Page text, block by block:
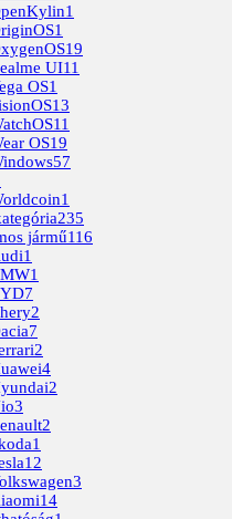
1
1
19
UI11
OS1
13
11
OS19
57
1
235
jármű116
1
1
7
2
7
2
4
2
3
2
1
12
3
14